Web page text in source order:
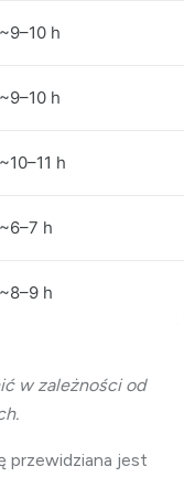
~9–10 h
~9–10 h
~10–11 h
~6–7 h
~8–9 h
w zależności od
przewidziana jest